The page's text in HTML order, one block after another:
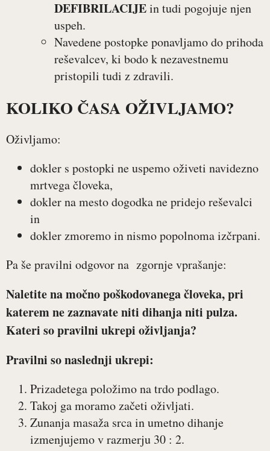
DEFIBRILACIJEin tudi pogojuje njen
uspeh.
Navedene postopke ponavljamo do prihoda
reševalcev, ki bodo k nezavestnemu
pristopili tudi z zdravili.
KOLIKO ČASA OŽIVLJAMO?
Oživljamo:
dokler s postopki ne uspemo oživeti navidezno
mrtvega človeka,
dokler na mesto dogodka ne pridejo reševalci
in
dokler zmoremo in nismo popolnoma izčrpani.
Pa še pravilni odgovor na zgornje vprašanje:
Naletite na močno poškodovanega človeka, pri
katerem ne zaznavate niti dihanja niti pulza.
Kateri so pravilni ukrepi oživljanja?
Pravilni so naslednji ukrepi:
Prizadetega položimo na trdo podlago.
Takoj ga moramo začeti oživljati.
Zunanja masaža srca in umetno dihanje
izmenjujemo v razmerju 30 : 2.